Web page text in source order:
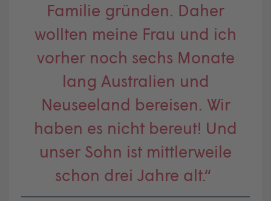
Familie gründen. Daher
wollten meine Frau und ich
vorher noch sechs Monate
lang Australien und
Neuseeland bereisen. Wir
haben es nicht bereut! Und
unser Sohn ist mittlerweile
schon drei Jahre alt.“